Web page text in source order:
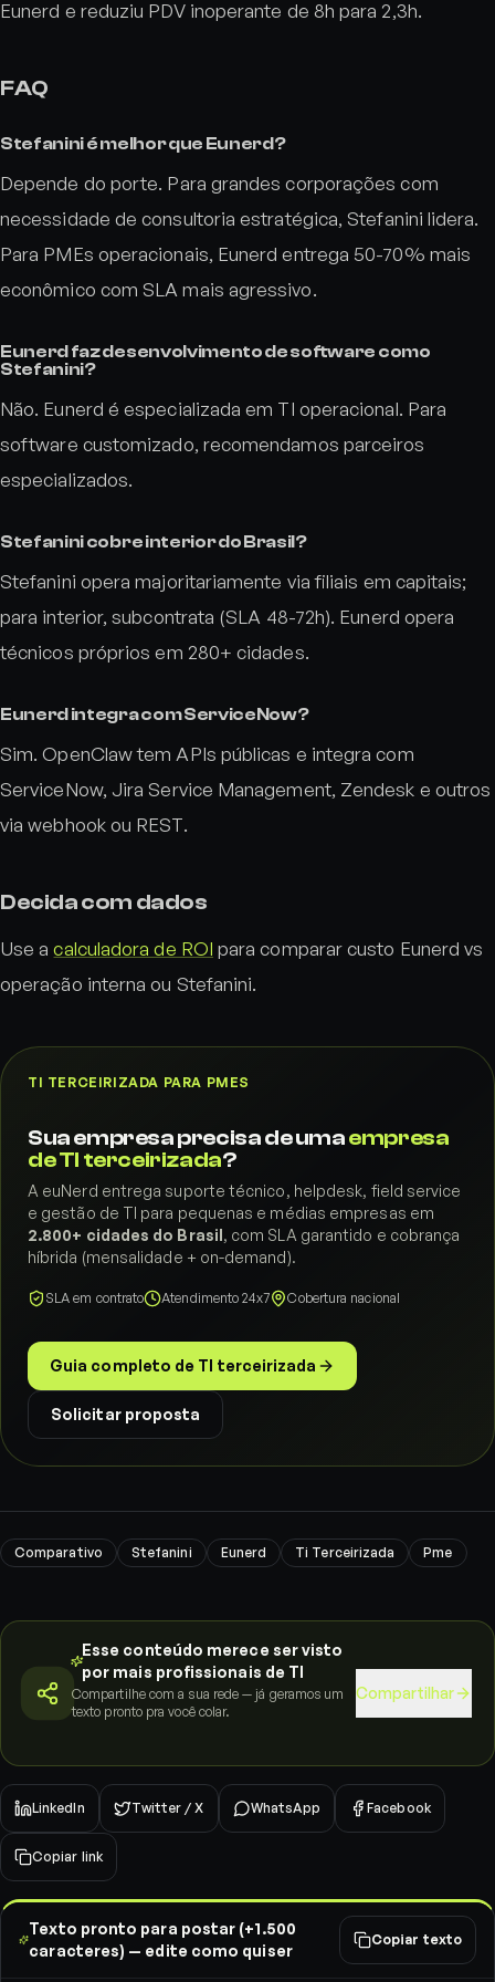
Eunerd e reduziu PDV inoperante de 8h para 2,3h.
FAQ
Stefanini é melhor que Eunerd?
Depende do porte. Para grandes corporações com
necessidade de consultoria estratégica, Stefanini lidera.
Para PMEs operacionais, Eunerd entrega 50-70% mais
econômico com SLA mais agressivo.
Eunerd faz desenvolvimento de software como
Stefanini?
Não. Eunerd é especializada em TI operacional. Para
software customizado, recomendamos parceiros
especializados.
Stefanini cobre interior do Brasil?
Stefanini opera majoritariamente via filiais em capitais;
para interior, subcontrata (SLA 48-72h). Eunerd opera
técnicos próprios em 280+ cidades.
Eunerd integra com ServiceNow?
Sim. OpenClaw tem APIs públicas e integra com
ServiceNow, Jira Service Management, Zendesk e outros
via webhook ou REST.
Decida com dados
Use acalculadora de ROI para comparar custo Eunerd vs
operação interna ou Stefanini.
TI TERCEIRIZADA PARA PMES
Sua empresa precisa de umaempresa
de TI terceirizada?
A euNerd entrega suporte técnico, helpdesk, field service
e gestão de TI para pequenas e médias empresas em
2.800+ cidades do Brasil, com SLA garantido e cobrança
híbrida (mensalidade + on-demand).
SLA em contrato Atendimento 24x7 Cobertura nacional
Guia completo de TI terceirizada
Solicitar proposta
Comparativo Stefanini Eunerd Ti Terceirizada Pme
Esse conteúdo merece ser visto
por mais profissionais de TI
Compartilhe com a sua rede — já geramos um
texto pronto pra você colar.
Compartilhar
LinkedIn Twitter / X WhatsApp Facebook
Copiar link
Texto pronto para postar (+1.500
caracteres) — edite como quiser
Copiar texto